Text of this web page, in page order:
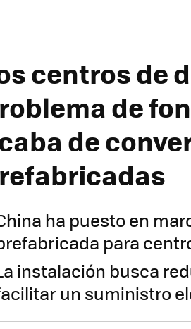
centros de
de
de
ha puesto en
para
instalación busca
un suministro